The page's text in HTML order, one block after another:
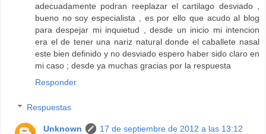
adecuadamente podran reeplazar el cartilago desviado ,
bueno no soy especialista , es por ello que acudo al blog
para despejar mi inquietud , desde un inicio mi intencion
era el de tener una nariz natural donde el caballete nasal
este bien definido y no desviado espero haber sido claro en
mi caso ; desde ya muchas gracias por la respuesta
Responder
Respuestas
Unknown
17 de septiembre de 2012 a las 13:12